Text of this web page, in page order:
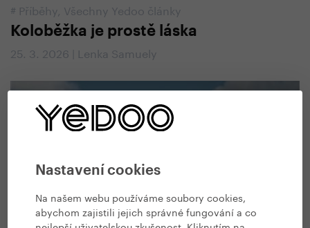
Nastavení cookies
Na našem webu používáme soubory cookies,
abychom zajistili jejich správné fungování a co
# Příběhy Všechny Yedoo články
Koloběžka je prostě láska
25. 3. 2026 | Lenka Samuely